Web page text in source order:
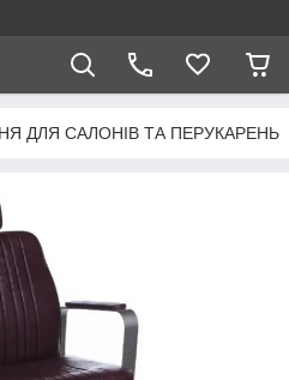
ДЛЯ САЛОНІВ ТА ПЕРУКАРЕНЬ